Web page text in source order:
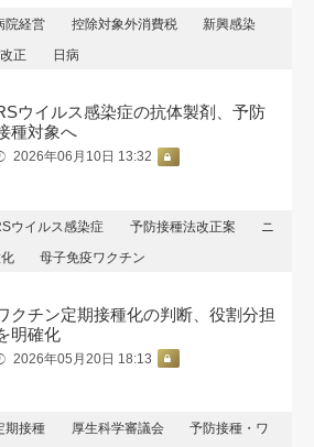
院経営 控除対象外消費税
新興感染
正 日病
ウイルス感染症の抗体製剤、予防
種対象へ
2026年06月10日 13:32
ウイルス感染症 予防接種法改正案
ニ
母子免疫ワクチン
クチン定期接種化の判断、役割分担
明確化
2026年05月20日 18:13
期接種 厚生科学審議会
予防接種・ワ